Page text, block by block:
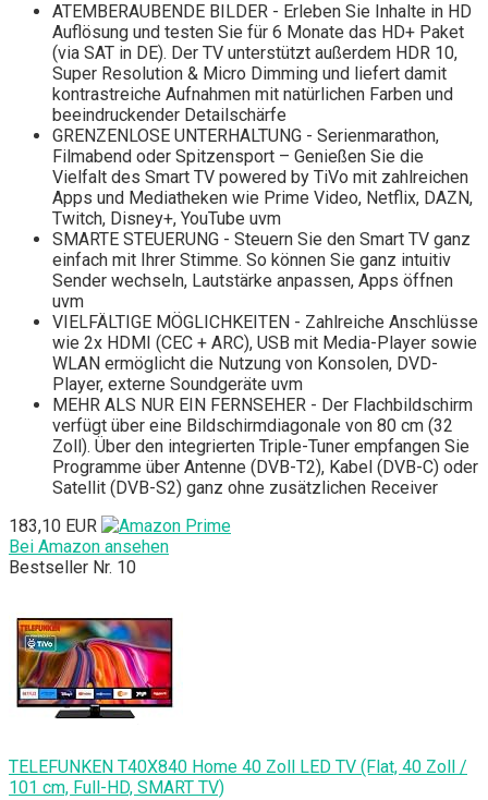
ATEMBERAUBENDE BILDER - Erleben Sie Inhalte in HD
Auflösung und testen Sie für 6 Monate das HD+ Paket
(via SAT in DE). Der TV unterstützt außerdem HDR 10,
Super Resolution & Micro Dimming und liefert damit
kontrastreiche Aufnahmen mit natürlichen Farben und
beeindruckender Detailschärfe
GRENZENLOSE UNTERHALTUNG - Serienmarathon,
Filmabend oder Spitzensport – Genießen Sie die
Vielfalt des Smart TV powered by TiVo mit zahlreichen
Apps und Mediatheken wie Prime Video, Netflix, DAZN,
Twitch, Disney+, YouTube uvm
SMARTE STEUERUNG - Steuern Sie den Smart TV ganz
einfach mit Ihrer Stimme. So können Sie ganz intuitiv
Sender wechseln, Lautstärke anpassen, Apps öffnen
uvm
VIELFÄLTIGE MÖGLICHKEITEN - Zahlreiche Anschlüsse
wie 2x HDMI (CEC + ARC), USB mit Media-Player sowie
WLAN ermöglicht die Nutzung von Konsolen, DVD-
Player, externe Soundgeräte uvm
MEHR ALS NUR EIN FERNSEHER - Der Flachbildschirm
verfügt über eine Bildschirmdiagonale von 80 cm (32
Zoll). Über den integrierten Triple-Tuner empfangen Sie
Programme über Antenne (DVB-T2), Kabel (DVB-C) oder
Satellit (DVB-S2) ganz ohne zusätzlichen Receiver
183,10 EUR
Bei Amazon ansehen
Bestseller Nr. 10
TELEFUNKEN T40X840 Home 40 Zoll LED TV (Flat, 40 Zoll /
101 cm, Full-HD, SMART TV)